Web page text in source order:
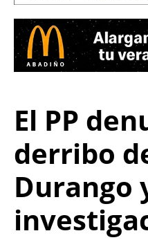
El PP
derribo
Durango